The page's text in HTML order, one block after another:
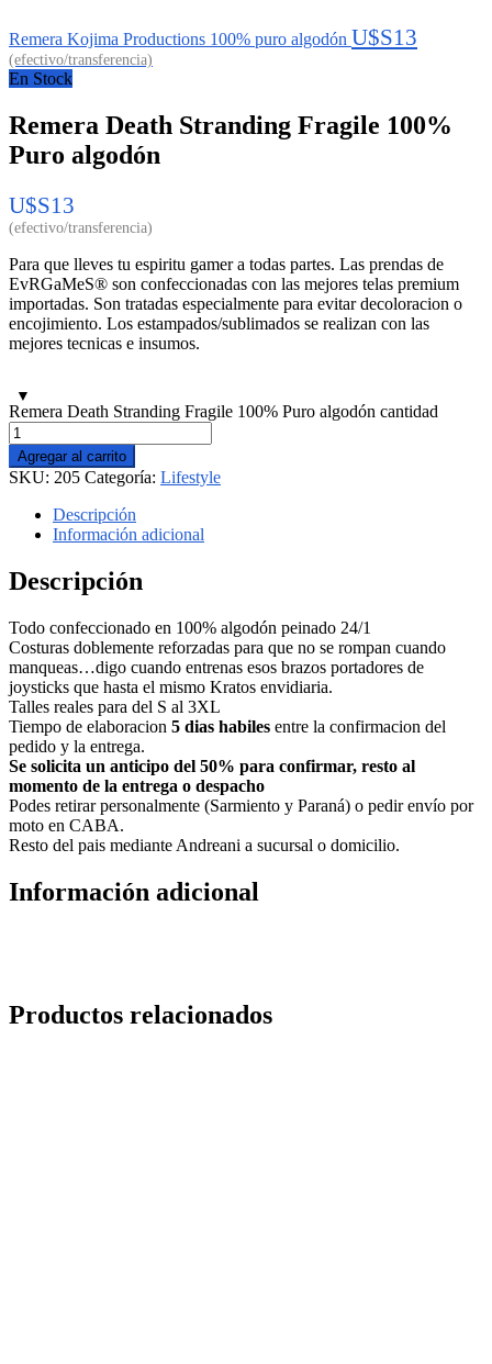
Remera Kojima Productions 100% puro algodón U$S13
En Stock
Remera Death Stranding Fragile 100%
Puro algodón
U$S13
Para que lleves tu espiritu gamer a todas partes. Las prendas de
EvRGaMeS® son confeccionadas con las mejores telas premium
importadas. Son tratadas especialmente para evitar decoloracion o
encojimiento. Los estampados/sublimados se realizan con las
mejores tecnicas e insumos.
Remera Death Stranding Fragile 100% Puro algodón cantidad
Agregar al carrito
SKU: 205 Categoría: Lifestyle
Descripción
Información adicional
Descripción
Todo confeccionado en 100% algodón peinado 24/1
Costuras doblemente reforzadas para que no se rompan cuando
manqueas…digo cuando entrenas esos brazos portadores de
joysticks que hasta el mismo Kratos envidiaria.
Talles reales para del S al 3XL
Tiempo de elaboracion 5 dias habiles entre la confirmacion del
pedido y la entrega.
Se solicita un anticipo del 50% para confirmar, resto al
momento de la entrega o despacho
Podes retirar personalmente (Sarmiento y Paraná) o pedir envío por
moto en CABA.
Resto del pais mediante Andreani a sucursal o domicilio.
Información adicional
Productos relacionados